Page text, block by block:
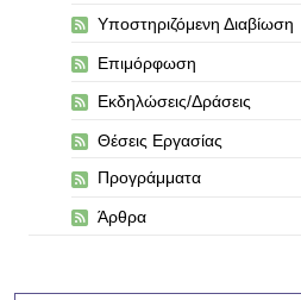
Υποστηριζόμενη Διαβίωση
Επιμόρφωση
Εκδηλώσεις/Δράσεις
Θέσεις Εργασίας
Προγράμματα
Άρθρα